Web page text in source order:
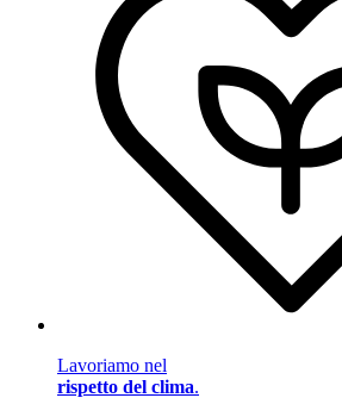
Lavoriamo nel
rispetto del clima.